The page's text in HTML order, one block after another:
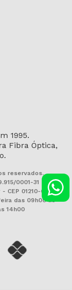
1995.
Fibra Óptica,
reservados.
0001-31 | Rua
CEP 01210-000
das 09h00 às
14h00